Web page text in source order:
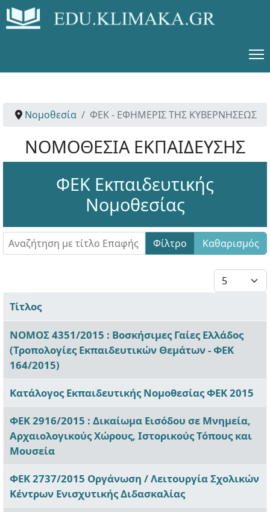
Νομοθεσία ΦΕΚ - ΕΦΗΜΕΡΙΣ ΤΗΣ ΚΥΒΕΡΝΗΣΕΩΣ
ΝΟΜΟΘΕΣΙΑ ΕΚΠΑΙΔΕΥΣΗΣ
ΦΕΚ Εκπαιδευτικής
Νομοθεσίας
Αναζήτηση με τίτλο Επαφής Φίλτρο Καθαρισμός
Εμφάνιση #
Τίτλος
ΝΟΜΟΣ 4351/2015 : Βοσκήσιμες Γαίες Ελλάδος
(Τροπολογίες Εκπαιδευτικών Θεμάτων - ΦΕΚ
164/2015)
Κατάλογος Εκπαιδευτικής Νομοθεσίας ΦΕΚ 2015
ΦΕΚ 2916/2015 : Δικαίωμα Εισόδου σε Μνημεία,
Αρχαιολογικούς Χώρους, Ιστορικούς Τόπους και
Μουσεία
ΦΕΚ 2737/2015 Οργάνωση / Λειτουργία Σχολικών
Κέντρων Ενισχυτικής Διδασκαλίας